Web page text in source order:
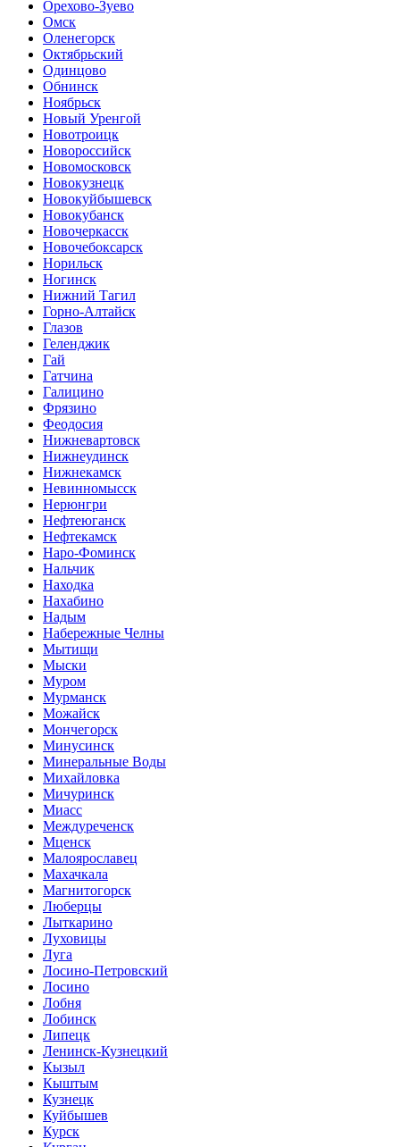
Орехово-Зуево
Омск
Оленегорск
Октябрьский
Одинцово
Обнинск
Ноябрьск
Новый Уренгой
Новотроицк
Новороссийск
Новомосковск
Новокузнецк
Новокуйбышевск
Новокубанск
Новочеркасск
Новочебоксарск
Норильск
Ногинск
Нижний Тагил
Горно-Алтайск
Глазов
Геленджик
Гай
Гатчина
Галицино
Фрязино
Феодосия
Нижневартовск
Нижнеудинск
Нижнекамск
Невинномысск
Нерюнгри
Нефтеюганск
Нефтекамск
Наро-Фоминск
Нальчик
Находка
Нахабино
Надым
Набережные Челны
Мытищи
Мыски
Муром
Мурманск
Можайск
Мончегорск
Минусинск
Минеральные Воды
Михайловка
Мичуринск
Миасс
Междуреченск
Мценск
Малоярославец
Махачкала
Магнитогорск
Люберцы
Лыткарино
Луховицы
Луга
Лосино-Петровский
Лосино
Лобня
Лобинск
Липецк
Ленинск-Кузнецкий
Кызыл
Кыштым
Кузнецк
Куйбышев
Курск